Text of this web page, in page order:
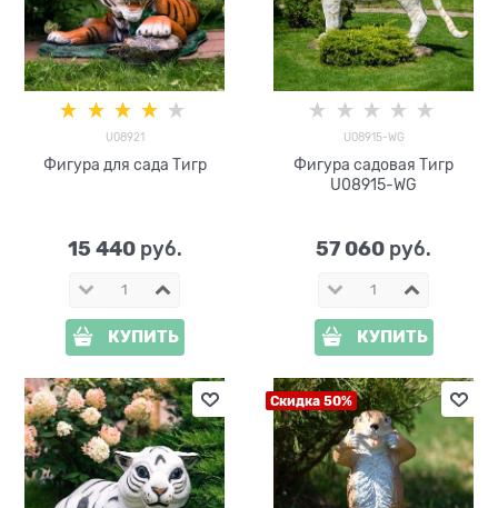
U08921
Фигура для сада Тигр
15 440 руб.
КУПИТЬ
U08915-WG
Фигура садовая Тигр
U08915-WG
57 060 руб.
КУПИТЬ
Скидка 50%